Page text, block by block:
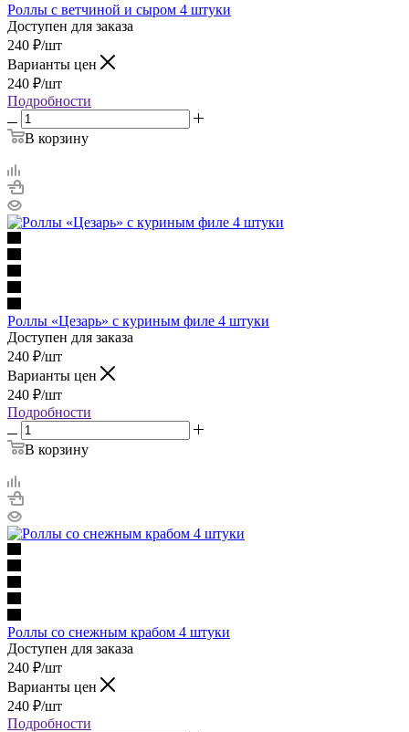
Роллы с ветчиной и сыром 4 штуки
Доступен для заказа
240 ₽/шт
Варианты цен
240 ₽/шт
Подробности
В корзину
Роллы «Цезарь» с куриным филе 4 штуки
Доступен для заказа
240 ₽/шт
Варианты цен
240 ₽/шт
Подробности
В корзину
Роллы со снежным крабом 4 штуки
Доступен для заказа
240 ₽/шт
Варианты цен
240 ₽/шт
Подробности